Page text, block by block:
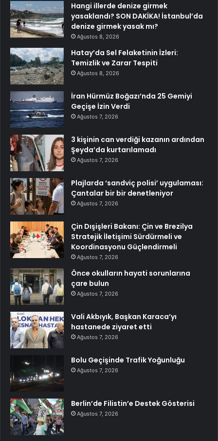
Hangi illerde denize girmek
yasaklandı? SON DAKİKA! İstanbul’da
denize girmek yasak mı?
Ağustos 8, 2026
Hatay’da Sel Felaketinin İzleri:
Temizlik ve Zarar Tespiti
Ağustos 8, 2026
İran Hürmüz Boğazı’nda 25 Gemiyi
Geçişe İzin Verdi
Ağustos 7, 2026
3 kişinin can verdiği kazanın ardından
Şeyda’da kurtarılamadı
Ağustos 7, 2026
Plajlarda ‘sandviç polisi’ uygulaması:
Çantalar bir bir denetleniyor
Ağustos 7, 2026
Çin Dışişleri Bakanı: Çin ve Brezilya
Stratejik İletişimi Sürdürmeli ve
Koordinasyonu Güçlendirmeli
Ağustos 7, 2026
Önce okulların hayati sorunlarına
çare bulun
Ağustos 7, 2026
Vali Akbıyık, Başkan Karaca’yı
hastanede ziyaret etti
Ağustos 7, 2026
Bolu Geçişinde Trafik Yoğunluğu
Ağustos 7, 2026
Berlin’de Filistin’e Destek Gösterisi
Ağustos 7, 2026